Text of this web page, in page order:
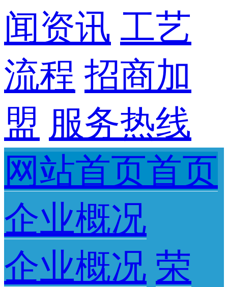
闻资讯 工艺
流程 招商加
盟 服务热线
网站首页首页
企业概况
企业概况 荣